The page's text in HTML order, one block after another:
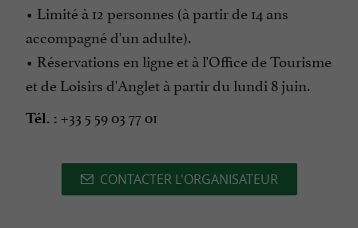
• Limité à 12 personnes (à partir de 14 ans
accompagné d'un adulte).
• Réservations en ligne et à l'Office de Tourisme
et de Loisirs d'Anglet à partir du lundi 8 juin.
Tél. : +33 5 59 03 77 01
CONTACTER L'ORGANISATEUR